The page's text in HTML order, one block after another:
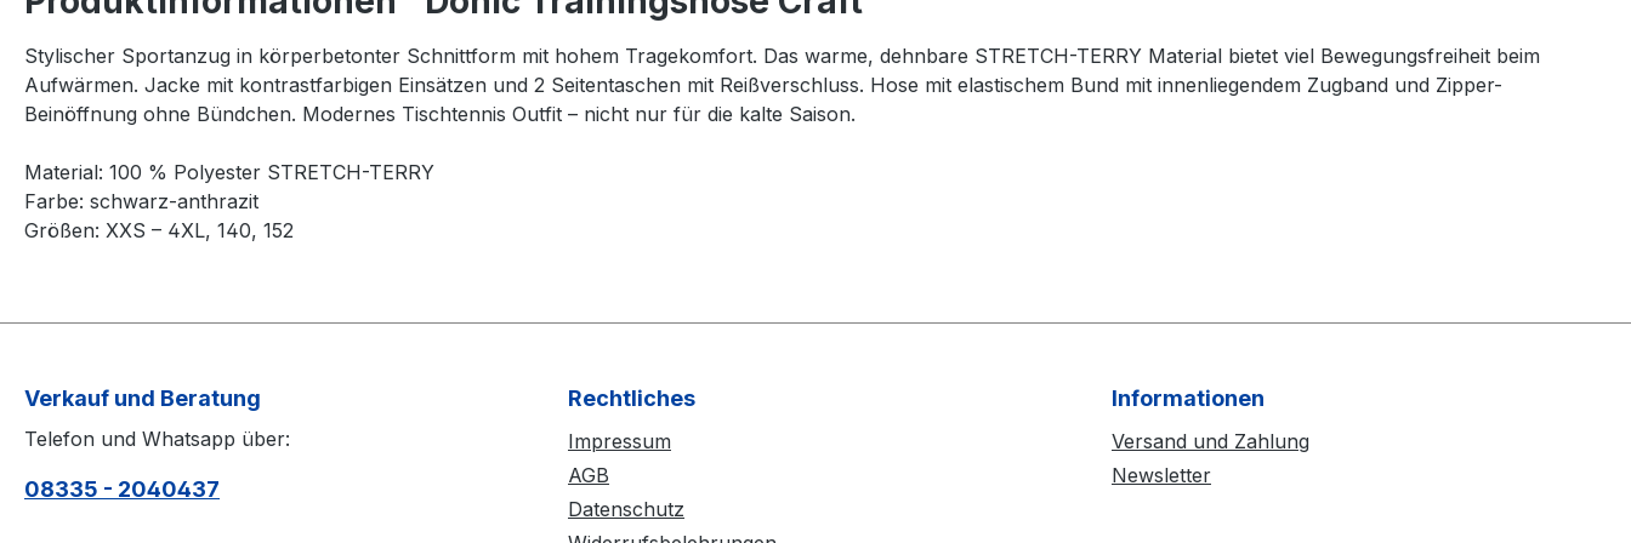
Stylischer Sportanzug in körperbetonter Schnittform mit hohem Tragekomfort. Das warme, dehnbare STRETCH-TERRY Material bietet viel Bewegungsfreiheit beim
Aufwärmen. Jacke mit kontrastfarbigen Einsätzen und 2 Seitentaschen mit Reißverschluss. Hose mit elastischem Bund mit innenliegendem Zugband und Zipper-
Beinöffnung ohne Bündchen. Modernes Tischtennis Outfit – nicht nur für die kalte Saison.
Material: 100 % Polyester STRETCH-TERRY
Farbe: schwarz-anthrazit
Größen: XXS – 4XL, 140, 152
Verkauf und Beratung
Telefon und Whatsapp über:
08335 - 2040437
Rechtliches
Impressum
AGB
Datenschutz
Informationen
Versand und Zahlung
Newsletter